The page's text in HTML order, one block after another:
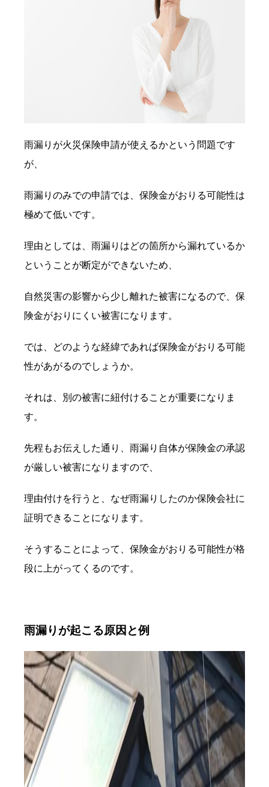
雨漏りが火災保険申請が使えるかという問題です
が、
雨漏りのみでの申請では、保険金がおりる可能性は
極めて低いです。
理由としては、雨漏りはどの箇所から漏れているか
ということが断定ができないため、
自然災害の影響から少し離れた被害になるので、保
険金がおりにくい被害になります。
では、どのような経緯であれば保険金がおりる可能
性があがるのでしょうか。
それは、別の被害に紐付けることが重要になりま
す。
先程もお伝えした通り、雨漏り自体が保険金の承認
が厳しい被害になりますので、
理由付けを行うと、なぜ雨漏りしたのか保険会社に
証明できることになります。
そうすることによって、保険金がおりる可能性が格
段に上がってくるのです。
雨漏りが起こる原因と例